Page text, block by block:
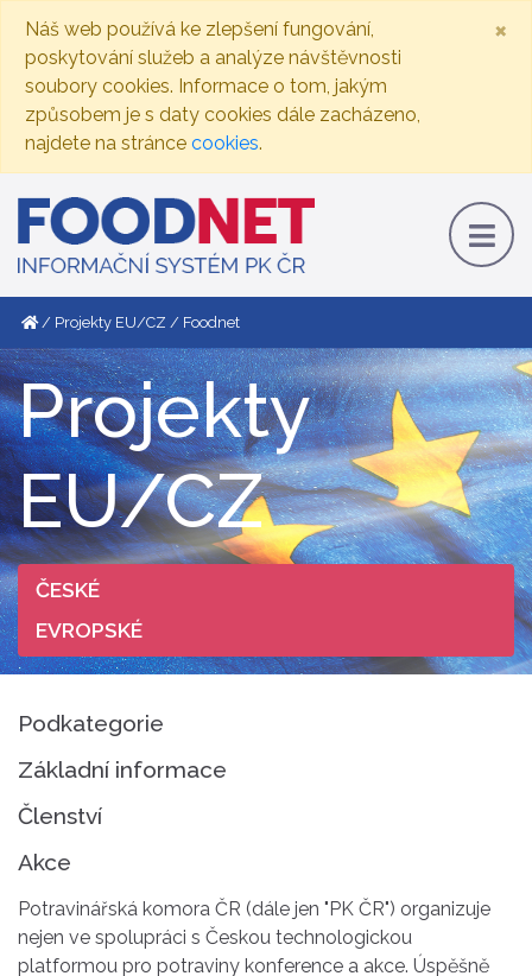
Náš web používá ke zlepšení fungování,
poskytování služeb a analýze návštěvnosti
soubory cookies. Informace o tom, jakým
způsobem je s daty cookies dále zacházeno,
najdete na stránce cookies.
×
Projekty EU/CZ Foodnet
Projekty
EU/CZ
ČESKÉ
EVROPSKÉ
Podkategorie
Základní informace
Členství
Akce
Potravinářská komora ČR (dále jen "PK ČR") organizuje
nejen ve spolupráci s Českou technologickou
platformou pro potraviny konference a akce. Úspěšně